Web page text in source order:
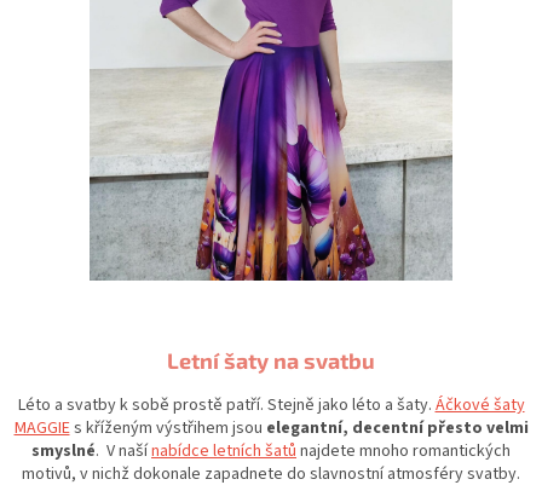
Letní šaty na svatbu
Léto a svatby k sobě prostě patří. Stejně jako léto a šaty. Áčkové šaty
MAGGIEs kříženým výstřihem jsou elegantní, decentní přesto velmi
smyslné. V našínabídce letních šatů najdete mnoho romantických
motivů, v nichž dokonale zapadnete do slavnostní atmosféry svatby.